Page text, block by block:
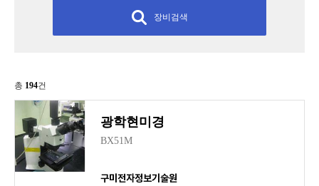
장비검색
총 194건
광학현미경
BX51M
구미전자정보기술원